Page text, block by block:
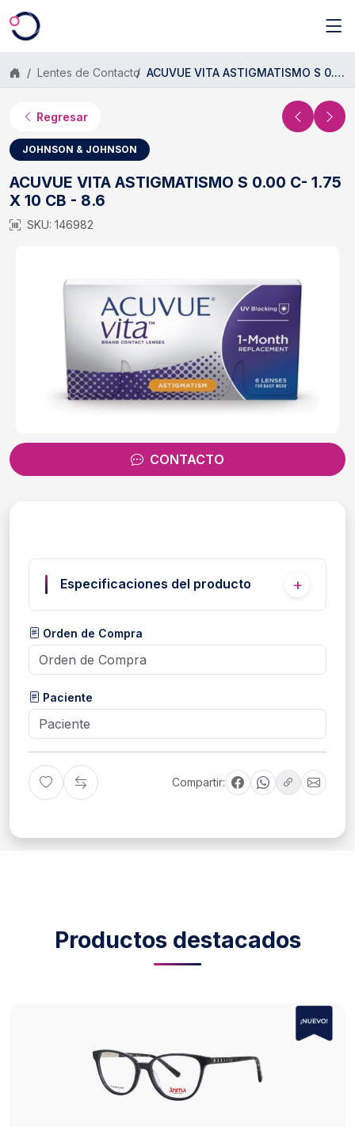
Saltar al contenido principal
Lentes de Contacto ACUVUE VITA ASTIGMATISMO S 0.00 C- 1.75 X 10 CB - 8.6
Regresar
JOHNSON & JOHNSON
ACUVUE VITA ASTIGMATISMO S 0.00 C- 1.75
X 10 CB - 8.6
SKU: 146982
CONTACTO
Especificaciones del producto
Orden de Compra
Paciente
Compartir:
Productos destacados